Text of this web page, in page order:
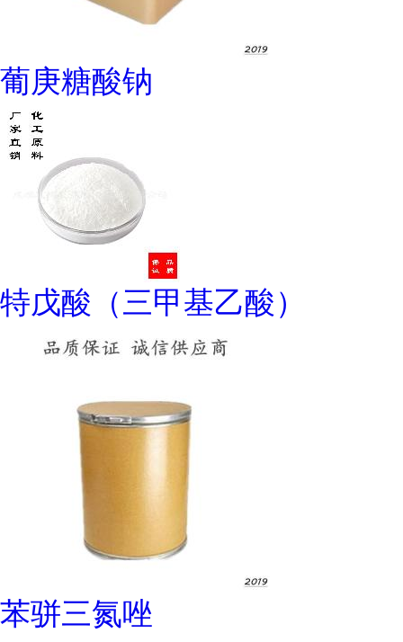
葡庚糖酸钠
特戊酸（三甲基乙酸）
苯骈三氮唑